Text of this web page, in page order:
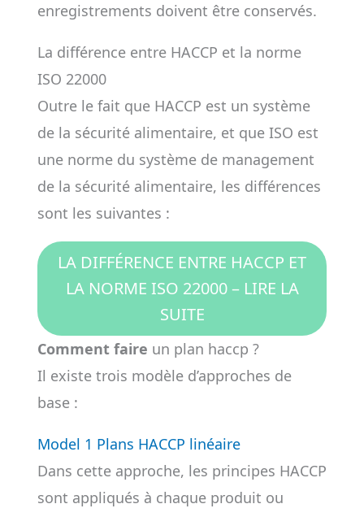
enregistrements doivent être conservés.
La différence entre HACCP et la norme
ISO 22000
Outre le fait que HACCP est un système
de la sécurité alimentaire, et que ISO est
une norme du système de management
de la sécurité alimentaire, les différences
sont les suivantes :
LA DIFFÉRENCE ENTRE HACCP ET
LA NORME ISO 22000 – LIRE LA
SUITE
Comment faire un plan haccp ?
Il existe trois modèle d’approches de
base :
Model 1 Plans HACCP linéaire
Dans cette approche, les principes HACCP
sont appliqués à chaque produit ou